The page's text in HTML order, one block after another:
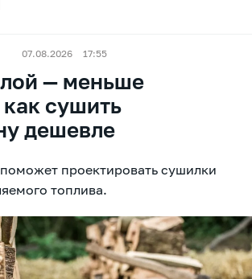
07.08.2026 17:55
— меньше
сушить
дешевле
проектировать сушилки
топлива.